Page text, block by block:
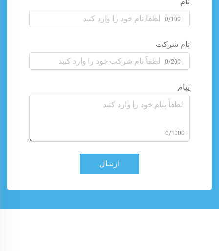
0/100
نام شرکت
0/200
پیام
0/1000
ارسال